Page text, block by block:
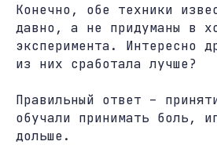
Конечно, обе техники
давно, а не придуманы в
эксперимента. Интересно
из них сработала лучше?
Правильный ответ –
обучали принимать боль,
дольше.